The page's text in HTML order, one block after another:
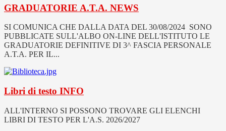
GRADUATORIE A.T.A. NEWS
SI COMUNICA CHE DALLA DATA DEL 30/08/2024 SONO
PUBBLICATE SULL'ALBO ON-LINE DELL'ISTITUTO LE
GRADUATORIE DEFINITIVE DI 3^ FASCIA PERSONALE
A.T.A. PER IL...
Libri di testo INFO
ALL'INTERNO SI POSSONO TROVARE GLI ELENCHI
LIBRI DI TESTO PER L'A.S. 2026/2027